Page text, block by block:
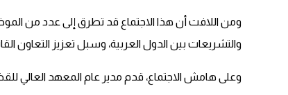
ومن اللافت أن هذا الاجتماع قد تطرق إلى عدد من
والتشريعات بين الدول العربية، وسبل تعزيز التعاون
وعلى هامش الاجتماع، قدم مدير عام المعهد العالي